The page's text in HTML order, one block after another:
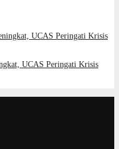
UCAS Peringati Krisis